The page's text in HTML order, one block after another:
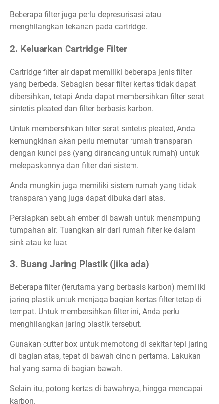
Beberapa filter juga perlu depresurisasi atau
menghilangkan tekanan pada cartridge.
2. Keluarkan Cartridge Filter
Cartridge filter air dapat memiliki beberapa jenis filter
yang berbeda. Sebagian besar filter kertas tidak dapat
dibersihkan, tetapi Anda dapat membersihkan filter serat
sintetis pleated dan filter berbasis karbon.
Untuk membersihkan filter serat sintetis pleated, Anda
kemungkinan akan perlu memutar rumah transparan
dengan kunci pas (yang dirancang untuk rumah) untuk
melepaskannya dan filter dari sistem.
Anda mungkin juga memiliki sistem rumah yang tidak
transparan yang juga dapat dibuka dari atas.
Persiapkan sebuah ember di bawah untuk menampung
tumpahan air. Tuangkan air dari rumah filter ke dalam
sink atau ke luar.
3. Buang Jaring Plastik (jika ada)
Beberapa filter (terutama yang berbasis karbon) memiliki
jaring plastik untuk menjaga bagian kertas filter tetap di
tempat. Untuk membersihkan filter ini, Anda perlu
menghilangkan jaring plastik tersebut.
Gunakan cutter box untuk memotong di sekitar tepi jaring
di bagian atas, tepat di bawah cincin pertama. Lakukan
hal yang sama di bagian bawah.
Selain itu, potong kertas di bawahnya, hingga mencapai
karbon.